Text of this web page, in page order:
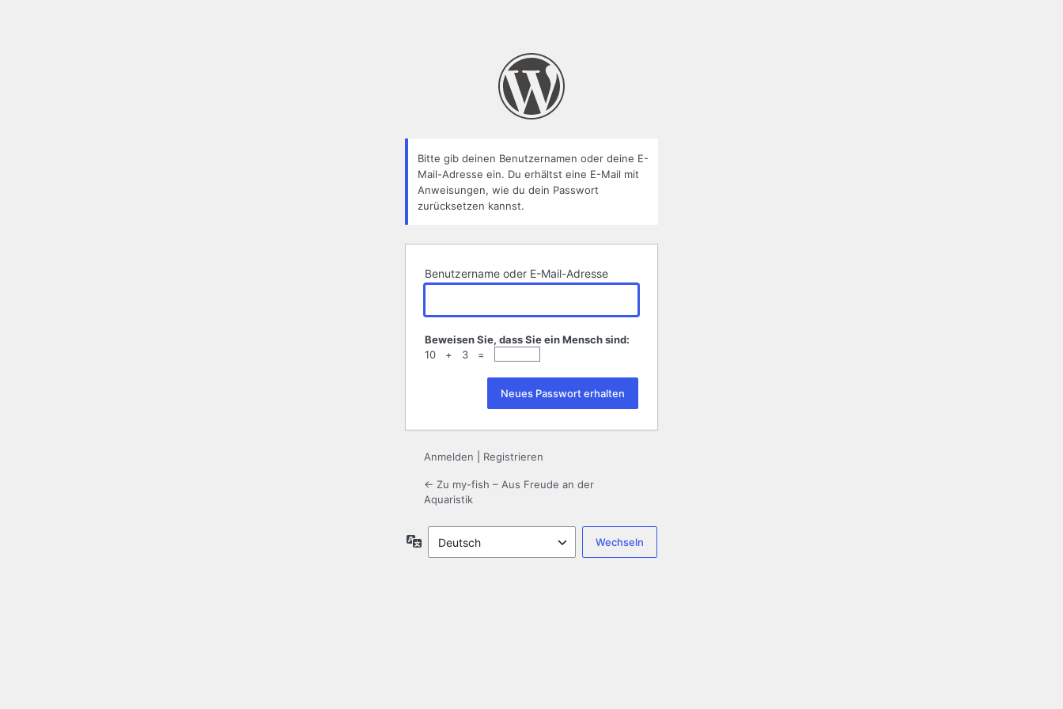
Bitte gib deinen Benutzernamen oder deine E-
Mail-Adresse ein. Du erhältst eine E-Mail mit
Anweisungen, wie du dein Passwort
zurücksetzen kannst.
Benutzername oder E-Mail-Adresse
Beweisen Sie, dass Sie ein Mensch sind:
10 + 3 =
Anmelden Registrieren
← Zu my-fish – Aus Freude an der
Aquaristik
Sprache